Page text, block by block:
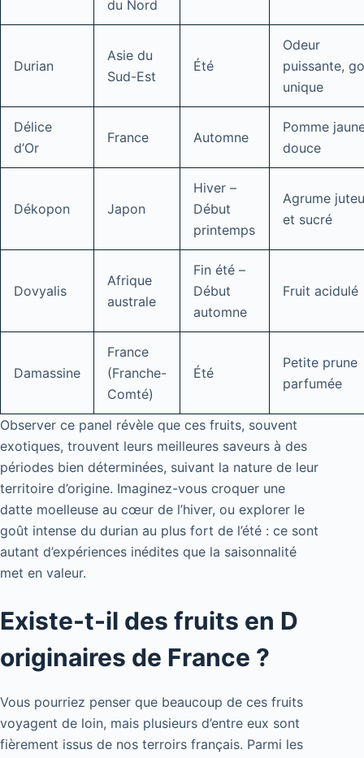
du Nord
Durian
Asie du
Sud-Est
Été
Odeur
puissante,
unique
Délice
d’Or
France Automne
Pomme
douce
Dékopon Japon
Hiver –
Début
printemps
Agrume
et sucré
Dovyalis
Afrique
australe
Fin été –
Début
automne
Fruit acidulé
Damassine
France
(Franche-
Comté)
Été
Petite prune
parfumée
Observer ce panel révèle que ces fruits, souvent
exotiques, trouvent leurs meilleures saveurs à des
périodes bien déterminées, suivant la nature de leur
territoire d’origine. Imaginez-vous croquer une
datte moelleuse au cœur de l’hiver, ou explorer le
goût intense du durian au plus fort de l’été : ce sont
autant d’expériences inédites que la saisonnalité
met en valeur.
Existe-t-il des fruits en D
originaires de France ?
Vous pourriez penser que beaucoup de ces fruits
voyagent de loin, mais plusieurs d’entre eux sont
fièrement issus de nos terroirs français. Parmi les